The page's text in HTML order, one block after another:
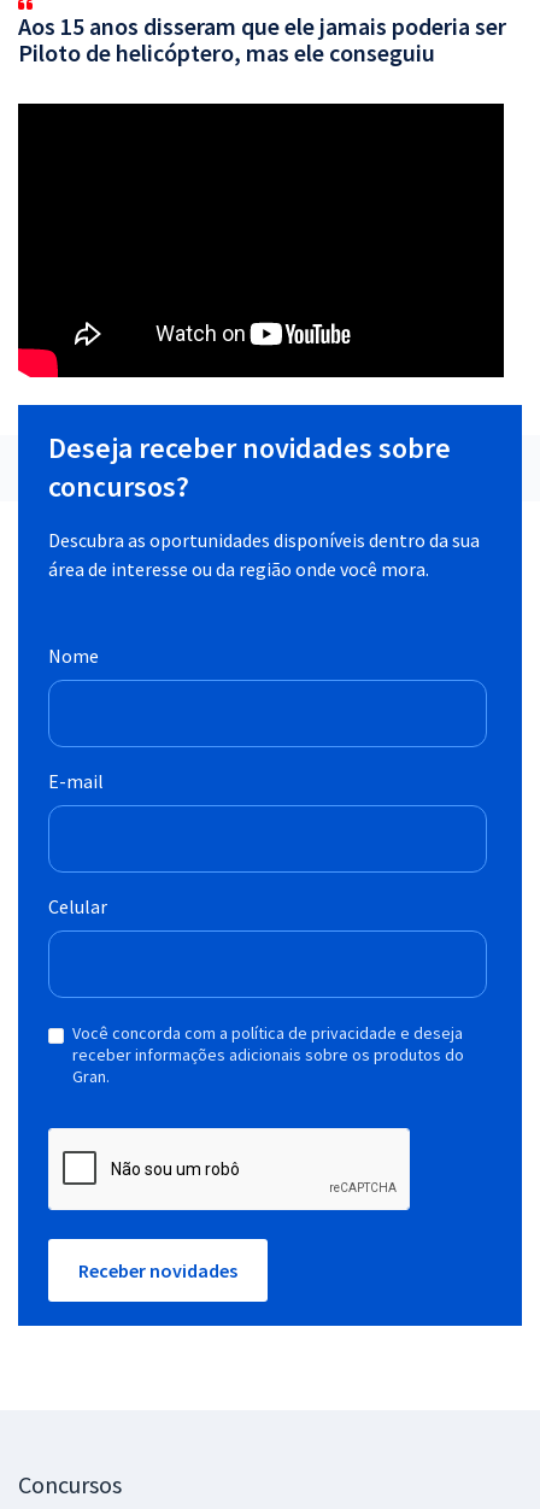
Aos 15 anos disseram que ele jamais poderia ser
Piloto de helicóptero, mas ele conseguiu
Deseja receber novidades sobre
concursos?
Descubra as oportunidades disponíveis dentro da sua
área de interesse ou da região onde você mora.
Nome
E-mail
Celular
Você concorda com a política de privacidade e deseja
receber informações adicionais sobre os produtos do
Gran.
Receber novidades
Concursos